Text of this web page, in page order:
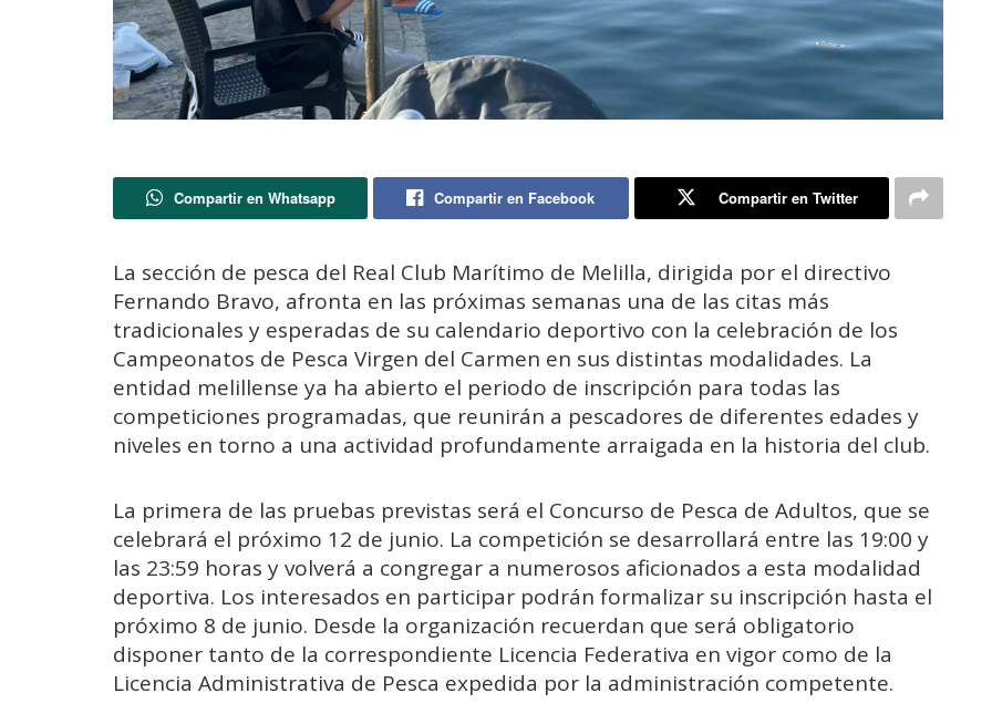
Compartir en Whatsapp Compartir en Facebook Compartir en Twitter
La sección de pesca del Real Club Marítimo de Melilla, dirigida por el directivo
Fernando Bravo, afronta en las próximas semanas una de las citas más
tradicionales y esperadas de su calendario deportivo con la celebración de los
Campeonatos de Pesca Virgen del Carmen en sus distintas modalidades. La
entidad melillense ya ha abierto el periodo de inscripción para todas las
competiciones programadas, que reunirán a pescadores de diferentes edades y
niveles en torno a una actividad profundamente arraigada en la historia del club.
La primera de las pruebas previstas será el Concurso de Pesca de Adultos, que se
celebrará el próximo 12 de junio. La competición se desarrollará entre las 19:00 y
las 23:59 horas y volverá a congregar a numerosos aficionados a esta modalidad
deportiva. Los interesados en participar podrán formalizar su inscripción hasta el
próximo 8 de junio. Desde la organización recuerdan que será obligatorio
disponer tanto de la correspondiente Licencia Federativa en vigor como de la
Licencia Administrativa de Pesca expedida por la administración competente.